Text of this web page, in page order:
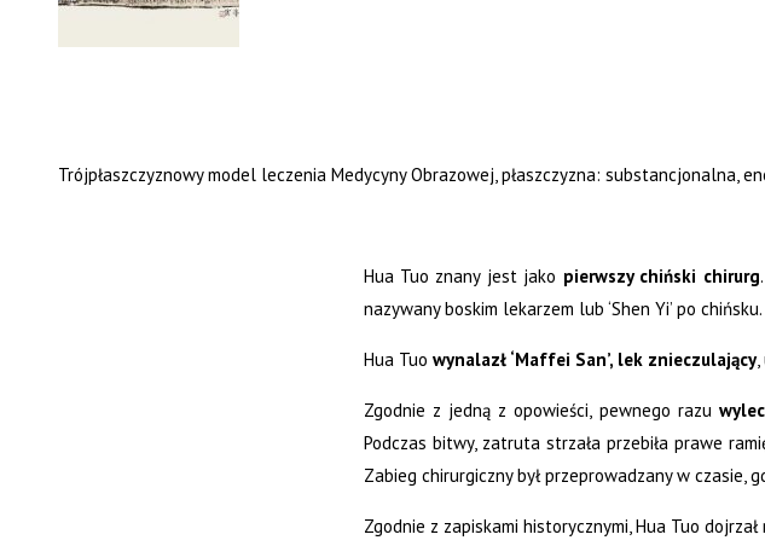
Trójpłaszczyznowy model leczenia Medycyny Obrazowej, płaszczyzna: substancjonalna,
Hua Tuo znany jest jako pierwszy chiński chirurg
nazywany boskim lekarzem lub ‘Shen Yi’ po chińsku.
Hua Tuo wynalazł ‘Maffei San’, lek znieczulający,
Zgodnie z jedną z opowieści, pewnego razu
Podczas bitwy, zatruta strzała przebiła prawe
Zabieg chirurgiczny był przeprowadzany w czasie,
Zgodnie z zapiskami historycznymi, Hua Tuo